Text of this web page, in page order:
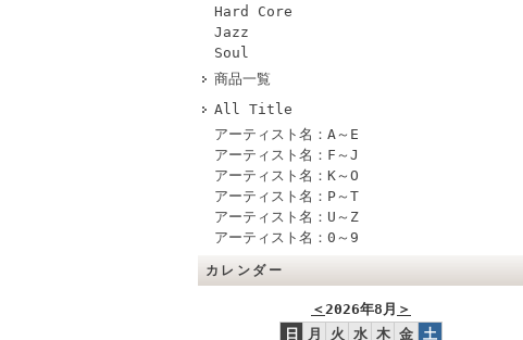
Hard Core
Jazz
Soul
商品一覧
All Title
アーティスト名：A～E
アーティスト名：F～J
アーティスト名：K～O
アーティスト名：P～T
アーティスト名：U～Z
アーティスト名：0～9
カレンダー
＜2026年8月 ＞
日
月 火 水 木 金 土